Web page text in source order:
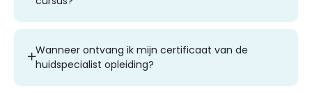
Wanneer ontvang ik mijn certificaat van de
huidspecialist opleiding?